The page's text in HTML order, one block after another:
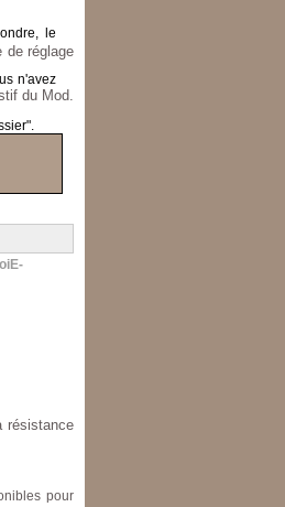
le
n'avez
E-
réglage
du Mod.
résistance
pour